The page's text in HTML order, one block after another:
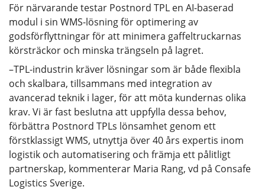
För närvarande testar Postnord TPL en AI-baserad
modul i sin WMS-lösning för optimering av
godsförflyttningar för att minimera gaffeltruckarnas
körsträckor och minska trängseln på lagret.
–TPL-industrin kräver lösningar som är både flexibla
och skalbara, tillsammans med integration av
avancerad teknik i lager, för att möta kundernas olika
krav. Vi är fast beslutna att uppfylla dessa behov,
förbättra Postnord TPLs lönsamhet genom ett
förstklassigt WMS, utnyttja över 40 års expertis inom
logistik och automatisering och främja ett pålitligt
partnerskap, kommenterar Maria Rang, vd på Consafe
Logistics Sverige.